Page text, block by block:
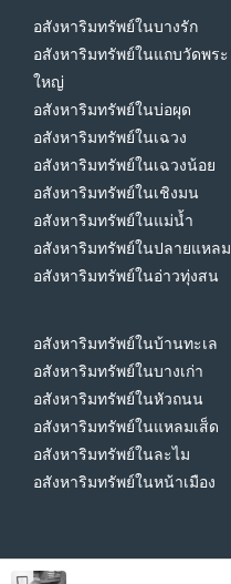
อสังหาริมทรัพย์ในบางรัก
อสังหาริมทรัพย์ในแถบวัดพระ
ใหญ่
อสังหาริมทรัพย์ในบ่อผุด
อสังหาริมทรัพย์ในเฉวง
อสังหาริมทรัพย์ในเฉวงน้อย
อสังหาริมทรัพย์ในเชิงมน
อสังหาริมทรัพย์ในแม่น้ำ
อสังหาริมทรัพย์ในปลายแหลม
อสังหาริมทรัพย์ในอ่าวทุ่งสน
อสังหาริมทรัพย์ในบ้านทะเล
อสังหาริมทรัพย์ในบางเก่า
อสังหาริมทรัพย์ในหัวถนน
อสังหาริมทรัพย์ในแหลมเส็ด
อสังหาริมทรัพย์ในละไม
อสังหาริมทรัพย์ในหน้าเมือง